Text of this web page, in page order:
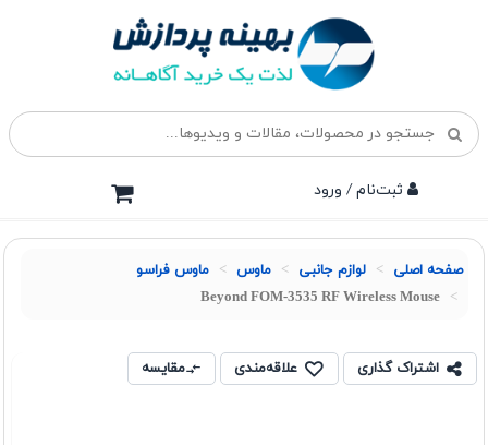
ثبت‌نام / ورود
صفحه اصلی لوازم جانبی ماوس ماوس فراسو
Beyond FOM-3535 RF Wireless Mouse
اشتراک گذاری علاقه‌مندی مقایسه